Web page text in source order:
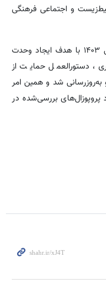
و اجتماعی فرهنگی
شمسی پور خاطرنشان کرد: در بهمن‌ماه سال ۱۴۰۳ با هدف ایجاد وحدت
دستورالعمل حمایت از
به‌روزرسانی شد و همین امر
۷۵ درصدی تعداد پروپوزال‌های بررسی‌شده در